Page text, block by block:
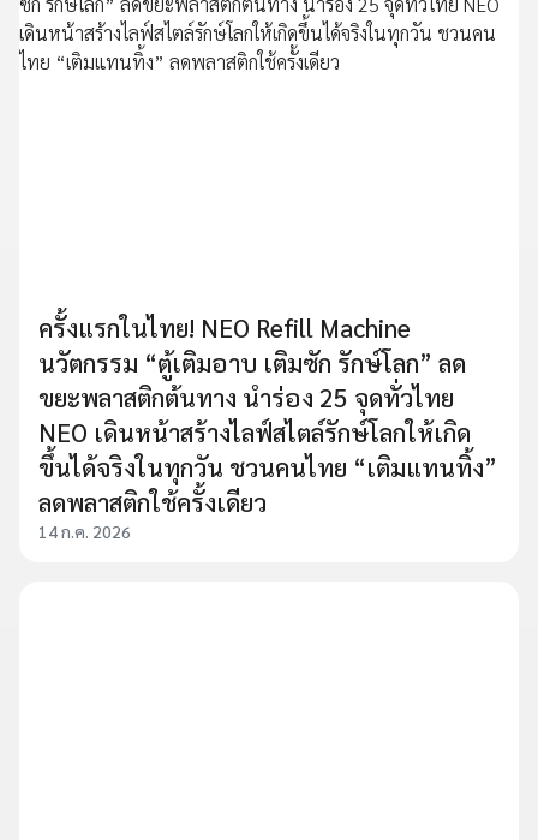
ครั้งแรกในไทย! NEO Refill Machine
นวัตกรรม “ตู้เติมอาบ เติมซัก รักษ์โลก” ลด
ขยะพลาสติกต้นทาง นำร่อง 25 จุดทั่วไทย
NEO เดินหน้าสร้างไลฟ์สไตล์รักษ์โลกให้เกิด
ขึ้นได้จริงในทุกวัน ชวนคนไทย “เติมแทนทิ้ง”
ลดพลาสติกใช้ครั้งเดียว
14 ก.ค. 2026